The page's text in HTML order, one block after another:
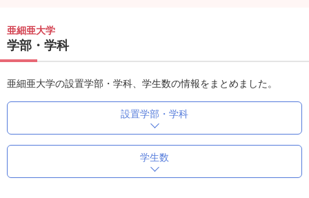
亜細亜大学
学部・学科
亜細亜大学の設置学部・学科、学生数の情報をまとめました。
設置学部・学科
学生数